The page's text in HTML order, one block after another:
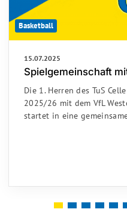
Basketball
15.07.2025
Spielgemeinschaft
Die 1. Herren des TuS
2025/26 mit dem VfL
startet in eine